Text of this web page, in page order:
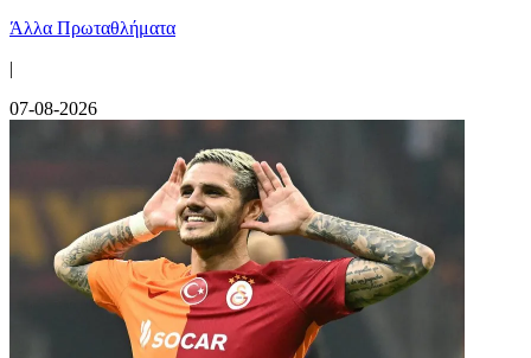
Άλλα Πρωταθλήματα
|
07-08-2026